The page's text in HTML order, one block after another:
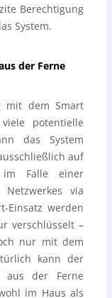
Berechtigung
System.
der Ferne
mit dem Smart
potentielle
das System
auf
im Falle einer
via
Einsatz werden
verschlüsselt –
nur mit dem
kann der
aus der Ferne
im Haus als